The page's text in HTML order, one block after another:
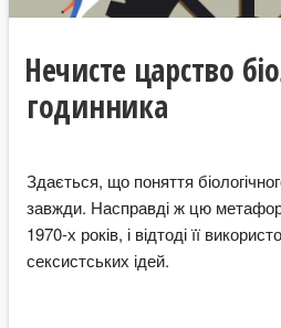
Нечисте царство
годинника
Здається, що поняття
завжди. Насправді ж цю
1970-х років, і відтоді її
сексистських ідей.